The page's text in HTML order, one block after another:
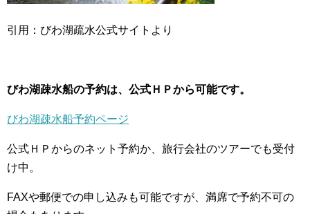
引用：びわ湖疏水公式サイトより
びわ湖疎水船の予約は、公式ＨＰから可能です。
びわ湖疎水船予約ページ
公式ＨＰからのネット予約か、旅行会社のツアーでも受付
け中。
FAXや郵便での申し込みも可能ですが、満席で予約不可の